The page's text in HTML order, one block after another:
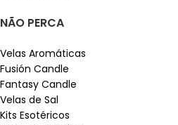
NÃO PERCA
Velas Aromáticas
Fusión Candle
Fantasy Candle
Velas de Sal
Kits Esotéricos